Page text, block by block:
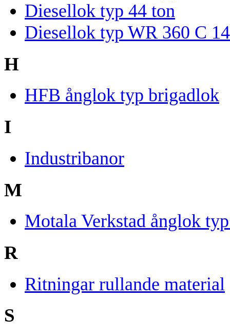
Diesellok typ 44 ton
Diesellok typ WR 360 C 14
H
HFB ånglok typ brigadlok
I
Industribanor
M
Motala Verkstad ånglok
R
Ritningar rullande material
S